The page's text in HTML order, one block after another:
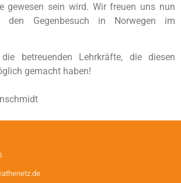
gewesen sein wird. Wir freuen uns nun
Gegenbesuch in Norwegen im
betreuenden Lehrkräfte, die diesen
gemacht haben!